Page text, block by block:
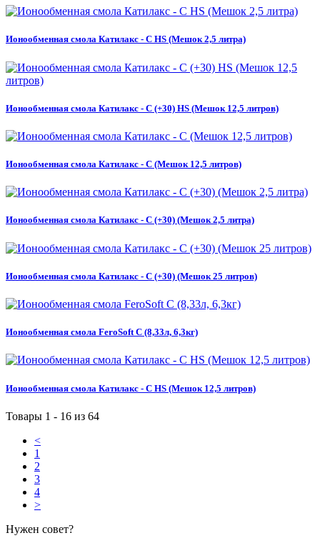
Ионообменная смола Катилакс - C HS (Мешок 2,5 литра)
Ионообменная смола Катилакс - C (+30) HS (Мешок 12,5 литров)
Ионообменная смола Катилакс - C (Мешок 12,5 литров)
Ионообменная смола Катилакс - C (+30) (Мешок 2,5 литра)
Ионообменная смола Катилакс - C (+30) (Мешок 25 литров)
Ионообменная смола FeroSoft С (8,33л, 6,3кг)
Ионообменная смола Катилакс - C HS (Мешок 12,5 литров)
Товары 1 - 16 из 64
<
1
2
3
4
>
Нужен совет?